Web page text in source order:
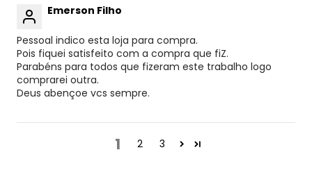
Emerson Filho
Pessoal indico esta loja para compra.
Pois fiquei satisfeito com a compra que fiZ.
Parabéns para todos que fizeram este trabalho logo
comprarei outra.
Deus abençoe vcs sempre.
1 2 3